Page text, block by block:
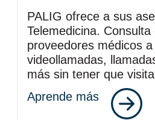
PALIG ofrece a sus
Telemedicina. Consulta
proveedores médicos
videollamadas,
más sin tener que
Aprende más